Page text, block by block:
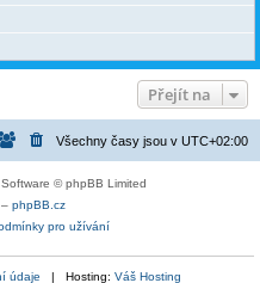
Přejít na
Všechny časy jsou v UTC+02:00
© phpBB Limited
phpBB.cz
pro užívání
údaje | Hosting: Váš Hosting